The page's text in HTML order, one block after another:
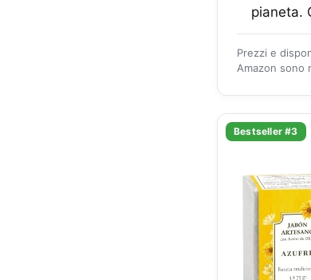
pianeta.
Prezzi e
Amazon sono
Bestseller #3